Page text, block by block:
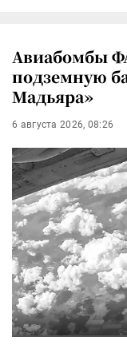
Авиабомбы
подземную
Мадьяра»
6 августа 2026, 08:26